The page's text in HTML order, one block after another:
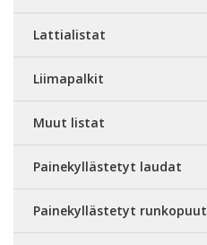
Lattialistat
Liimapalkit
Muut listat
Painekyllästetyt laudat
Painekyllästetyt runkopuut